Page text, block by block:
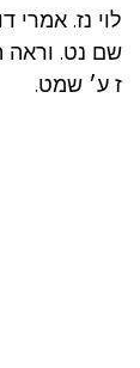
לוי נז. אמרי
שם נט. וראה
ז ע׳ שמט.